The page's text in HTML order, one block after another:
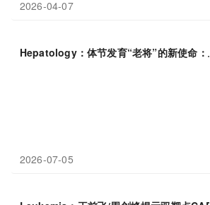
2026-04-07
Hepatology：体节发育“老将”的新使命
2026-07-05